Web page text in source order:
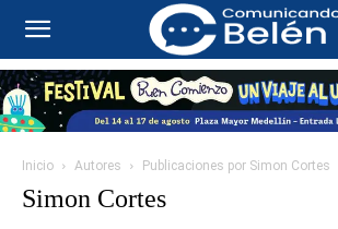
Inicio Autores Publicaciones por Simon Cortes
Simon Cortes